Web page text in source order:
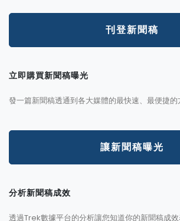
刊登新聞稿
立即購買新聞稿曝光
發一篇新聞稿透通到各大媒體的最快速、最便捷的
讓新聞稿曝光
分析新聞稿成效
透過Trek數據平台的分析讓您知道你的新聞稿成效